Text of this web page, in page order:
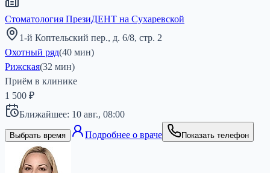
Стоматология ПрезиДЕНТ на Сухаревской
1-й Коптельский пер., д. 6/8, стр. 2
Охотный ряд(40 мин)
Рижская(32 мин)
Приём в клинике
1 500 ₽
Ближайшее: 10 авг., 08:00
Выбрать время Подробнее о враче Показать телефон